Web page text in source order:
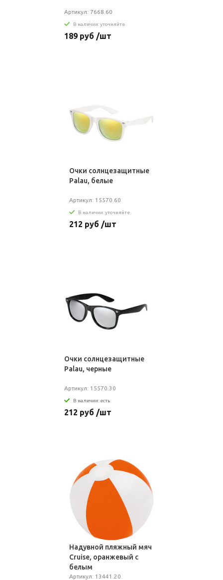
Артикул: 7668.60
В наличии: уточняйте
189 руб /шт
Очки солнцезащитные
Palau, белые
Артикул: 15570.60
В наличии: уточняйте
212 руб /шт
Очки солнцезащитные
Palau, черные
Артикул: 15570.30
В наличии: есть
212 руб /шт
Надувной пляжный мяч
Cruise, оранжевый с
белым
Артикул: 13441.20